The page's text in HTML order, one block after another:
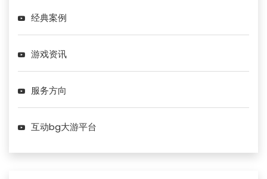
经典案例
游戏资讯
服务方向
互动bg大游平台